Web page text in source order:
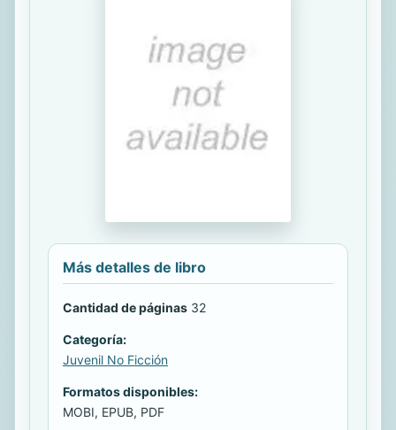
Más detalles de libro
Cantidad de páginas 32
Categoría:
Juvenil No Ficción
Formatos disponibles:
MOBI, EPUB, PDF